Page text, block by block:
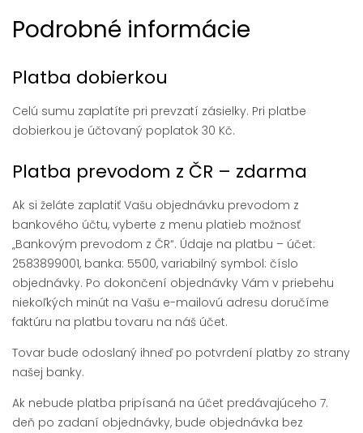
Podrobné informácie
Platba dobierkou
Celú sumu zaplatíte pri prevzatí zásielky. Pri platbe
dobierkou je účtovaný poplatok 30 Kč.
Platba prevodom z ČR – zdarma
Ak si želáte zaplatiť Vašu objednávku prevodom z
bankového účtu, vyberte z menu platieb možnosť
„Bankovým prevodom z ČR“. Údaje na platbu – účet:
2583899001, banka: 5500, variabilný symbol: číslo
objednávky. Po dokončení objednávky Vám v priebehu
niekoľkých minút na Vašu e-mailovú adresu doručíme
faktúru na platbu tovaru na náš účet.
Tovar bude odoslaný ihneď po potvrdení platby zo strany
našej banky.
Ak nebude platba pripísaná na účet predávajúceho 7.
deň po zadaní objednávky, bude objednávka bez